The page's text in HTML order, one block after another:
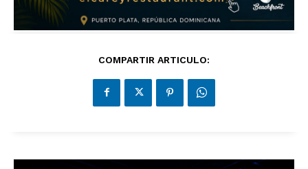
COMPARTIR ARTICULO: